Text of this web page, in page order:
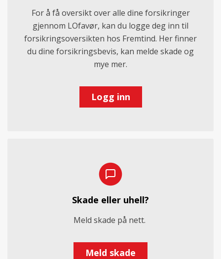
For å få oversikt over alle dine forsikringer
gjennom LOfavør, kan du logge deg inn til
forsikringsoversikten hos Fremtind. Her finner
du dine forsikringsbevis, kan melde skade og
mye mer.
Logg inn
Skade eller uhell?
Meld skade på nett.
Meld skade